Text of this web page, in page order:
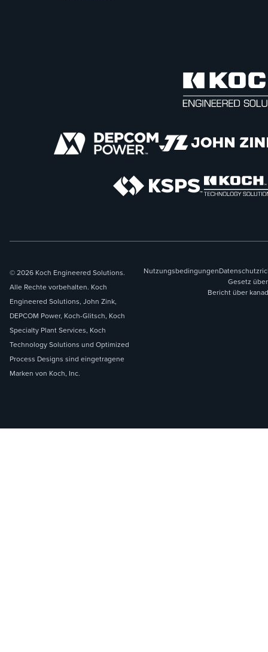
© 2026 Koch Engineered Solutions.
Alle Rechte vorbehalten. Koch
Engineered Solutions, John Zink,
DEPCOM Power, Koch-Glitsch, Koch
Specialty Plant Services, Koch
Technology Solutions und Optimized
Process Designs sind eingetragene
Marken von Koch, Inc.
Nutzungsbedingungen
Gesetz
Bericht über